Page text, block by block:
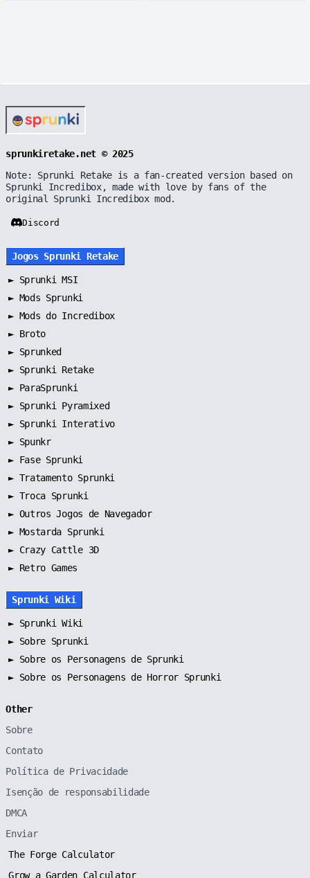
sprunkiretake.net © 2025
Note: Sprunki Retake is a fan-created version based on
Sprunki Incredibox, made with love by fans of the
original Sprunki Incredibox mod.
Discord
Jogos Sprunki Retake
► Sprunki MSI
► Mods Sprunki
► Mods do Incredibox
► Broto
► Sprunked
► Sprunki Retake
► ParaSprunki
► Sprunki Pyramixed
► Sprunki Interativo
► Spunkr
► Fase Sprunki
► Tratamento Sprunki
► Troca Sprunki
► Outros Jogos de Navegador
► Mostarda Sprunki
► Crazy Cattle 3D
► Retro Games
Sprunki Wiki
► Sprunki Wiki
► Sobre Sprunki
► Sobre os Personagens de Sprunki
► Sobre os Personagens de Horror Sprunki
Other
Sobre
Contato
Política de Privacidade
Isenção de responsabilidade
DMCA
Enviar
The Forge Calculator
Grow a Garden Calculator